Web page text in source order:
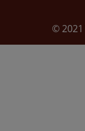
© 2021